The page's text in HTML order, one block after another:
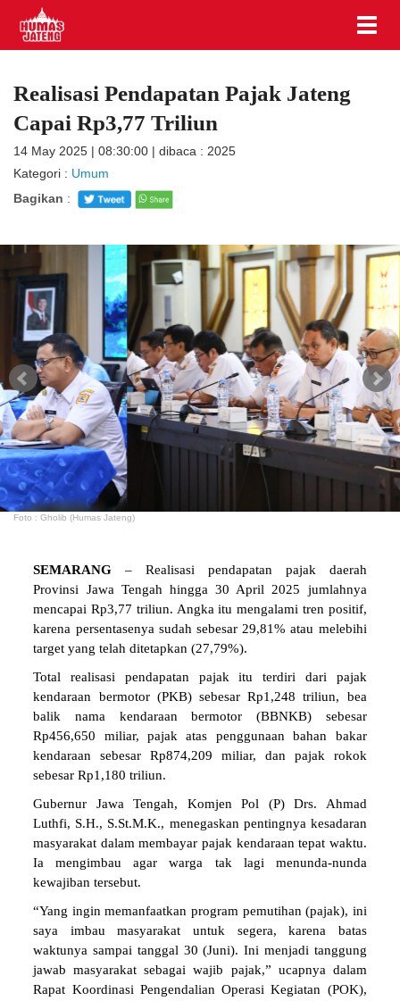
Realisasi Pendapatan Pajak Jateng
Capai Rp3,77 Triliun
14 May 2025 | 08:30:00 | dibaca : 2025
Kategori : Umum
Bagikan :
Foto : Gholib (Humas Jateng)
SEMARANG – Realisasi pendapatan pajak daerah
Provinsi Jawa Tengah hingga 30 April 2025 jumlahnya
mencapai Rp3,77 triliun. Angka itu mengalami tren positif,
karena persentasenya sudah sebesar 29,81% atau melebihi
target yang telah ditetapkan (27,79%).
Total realisasi pendapatan pajak itu terdiri dari pajak
kendaraan bermotor (PKB) sebesar Rp1,248 triliun, bea
balik nama kendaraan bermotor (BBNKB) sebesar
Rp456,650 miliar, pajak atas penggunaan bahan bakar
kendaraan sebesar Rp874,209 miliar, dan pajak rokok
sebesar Rp1,180 triliun.
Gubernur Jawa Tengah, Komjen Pol (P) Drs. Ahmad
Luthfi, S.H., S.St.M.K., menegaskan pentingnya kesadaran
masyarakat dalam membayar pajak kendaraan tepat waktu.
Ia mengimbau agar warga tak lagi menunda-nunda
kewajiban tersebut.
“Yang ingin memanfaatkan program pemutihan (pajak), ini
saya imbau masyarakat untuk segera, karena batas
waktunya sampai tanggal 30 (Juni). Ini menjadi tanggung
jawab masyarakat sebagai wajib pajak,” ucapnya dalam
Rapat Koordinasi Pengendalian Operasi Kegiatan (POK),